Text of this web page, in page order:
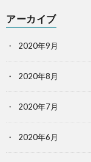
アーカイブ
2020年9月
2020年8月
2020年7月
2020年6月